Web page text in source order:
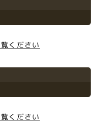
ください
ください